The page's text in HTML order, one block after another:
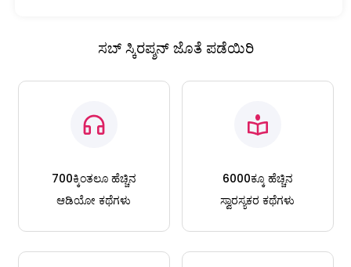
ಸಬ್ ಸ್ಕಿರಪ್ಶನ್ ಜೊತೆ ಪಡೆಯಿರಿ
700ಕ್ಕಿಂತಲೂ ಹೆಚ್ಚಿನ
ಆಡಿಯೋ ಕಥೆಗಳು
6000ಕ್ಕೂ ಹೆಚ್ಚಿನ
ಸ್ವಾರಸ್ಯಕರ ಕಥೆಗಳು